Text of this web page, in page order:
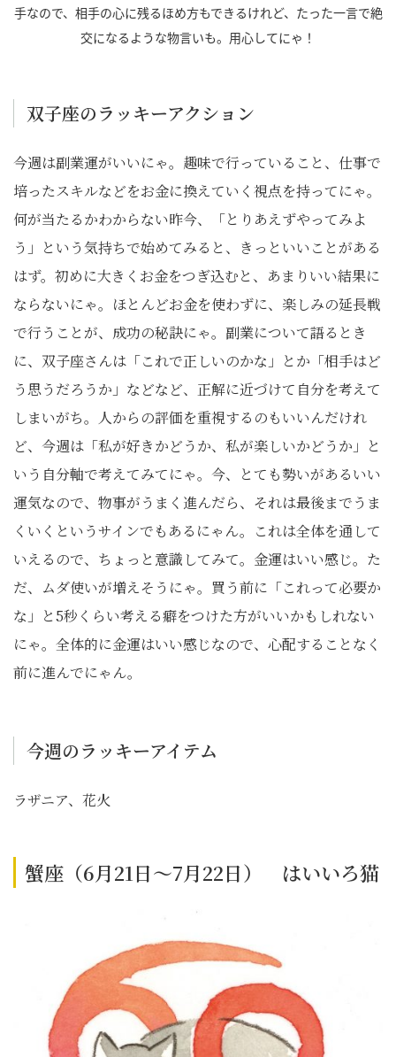
手なので、相手の心に残るほめ方もできるけれど、たった一言で絶
交になるような物言いも。用心してにゃ！
双子座のラッキーアクション
今週は副業運がいいにゃ。趣味で行っていること、仕事で
培ったスキルなどをお金に換えていく視点を持ってにゃ。
何が当たるかわからない昨今、「とりあえずやってみよ
う」という気持ちで始めてみると、きっといいことがある
はず。初めに大きくお金をつぎ込むと、あまりいい結果に
ならないにゃ。ほとんどお金を使わずに、楽しみの延長戦
で行うことが、成功の秘訣にゃ。副業について語るとき
に、双子座さんは「これで正しいのかな」とか「相手はど
う思うだろうか」などなど、正解に近づけて自分を考えて
しまいがち。人からの評価を重視するのもいいんだけれ
ど、今週は「私が好きかどうか、私が楽しいかどうか」と
いう自分軸で考えてみてにゃ。今、とても勢いがあるいい
運気なので、物事がうまく進んだら、それは最後までうま
くいくというサインでもあるにゃん。これは全体を通して
いえるので、ちょっと意識してみて。金運はいい感じ。た
だ、ムダ使いが増えそうにゃ。買う前に「これって必要か
な」と5秒くらい考える癖をつけた方がいいかもしれない
にゃ。全体的に金運はいい感じなので、心配することなく
前に進んでにゃん。
今週のラッキーアイテム
ラザニア、花火
蟹座（6月21日～7月22日） はいいろ猫